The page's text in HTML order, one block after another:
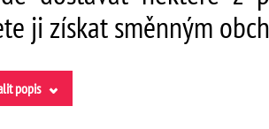
ji získat směnným
popis